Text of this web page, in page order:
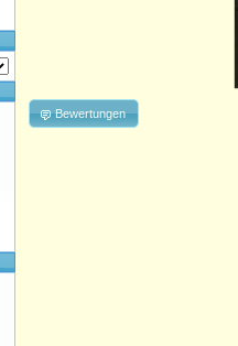
Bewertungen